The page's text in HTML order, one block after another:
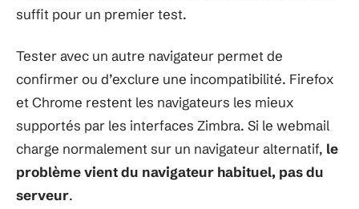
suffit pour un premier test.
Tester avec un autre navigateur permet de
confirmer ou d’exclure une incompatibilité. Firefox
et Chrome restent les navigateurs les mieux
supportés par les interfaces Zimbra. Si le webmail
charge normalement sur un navigateur alternatif, le
problème vient du navigateur habituel, pas du
serveur.